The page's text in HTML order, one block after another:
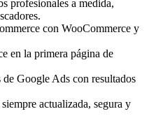
profesionales a medida,
con WooCommerce y
en la primera página de
de Google Ads con resultados
actualizada, segura y